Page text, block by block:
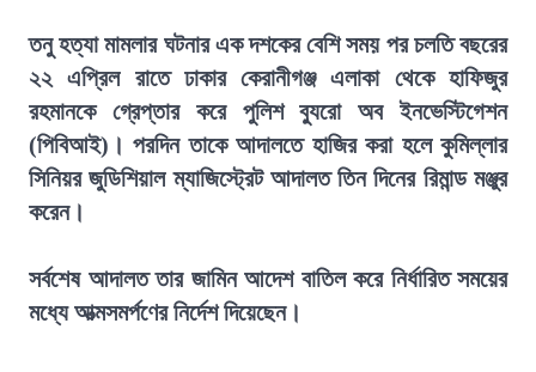
তনু হত্যা মামলার ঘটনার এক দশকের বেশি সময় পর চলতি বছরের
২২ এপ্রিল রাতে ঢাকার কেরানীগঞ্জ এলাকা থেকে হাফিজুর
রহমানকে গ্রেপ্তার করে পুলিশ ব্যুরো অব ইনভেস্টিগেশন
(পিবিআই)। পরদিন তাকে আদালতে হাজির করা হলে কুমিল্লার
সিনিয়র জুডিশিয়াল ম্যাজিস্ট্রেট আদালত তিন দিনের রিমান্ড মঞ্জুর
করেন।
সর্বশেষ আদালত তার জামিন আদেশ বাতিল করে নির্ধারিত সময়ের
মধ্যে আত্মসমর্পণের নির্দেশ দিয়েছেন।